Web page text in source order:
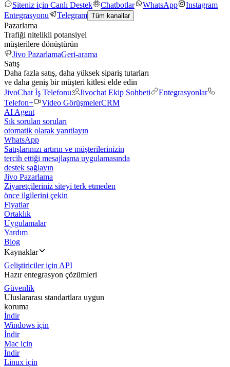
Siteniz için Canlı Destek
Chatbotlar WhatsApp
Instagram
Entegrasyonu
Telegram Tüm kanallar
Pazarlama
Trafiği nitelikli potansiyel
müşterilere dönüştürün
Jivo PazarlamaGeri-arama
Satış
Daha fazla satış, daha yüksek sipariş tutarları
ve daha geniş bir müşteri kitlesi elde edin
JivoChat İş Telefonu
Jivochat Ekip Sohbeti
Entegrasyonlar
Telefon+
Video GörüşmelerCRM
AI Agent
Sık sorulan soruları
otomatik olarak yanıtlayın
WhatsApp
Satışlarınızı artırın ve müşterilerinizin
tercih ettiği mesajlaşma uygulamasında
destek sağlayın
Jivo Pazarlama
Ziyaretçileriniz siteyi terk etmeden
önce ilgilerini çekin
Fiyatlar
Ortaklık
Uygulamalar
Yardım
Blog
Kaynaklar
Geliştiriciler için API
Hazır entegrasyon çözümleri
Güvenlik
Uluslararası standartlara uygun
koruma
İndir
Windows için
İndir
Mac için
İndir
Linux için